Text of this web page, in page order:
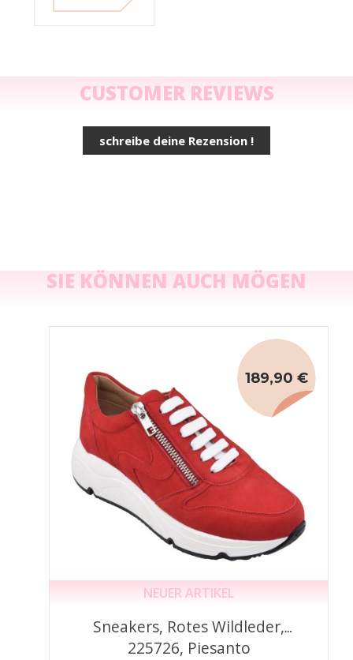
CUSTOMER REVIEWS
schreibe deine Rezension !
SIE KÖNNEN AUCH MÖGEN
NEUER ARTIKEL
Sneakers, Rotes Wildleder,
225726, Piesanto
189,90 €